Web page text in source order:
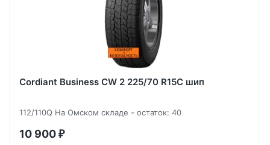
Cordiant Business CW 2 225/70 R15C шип
112/110Q На Омском складе - остаток: 40
10 900 ₽